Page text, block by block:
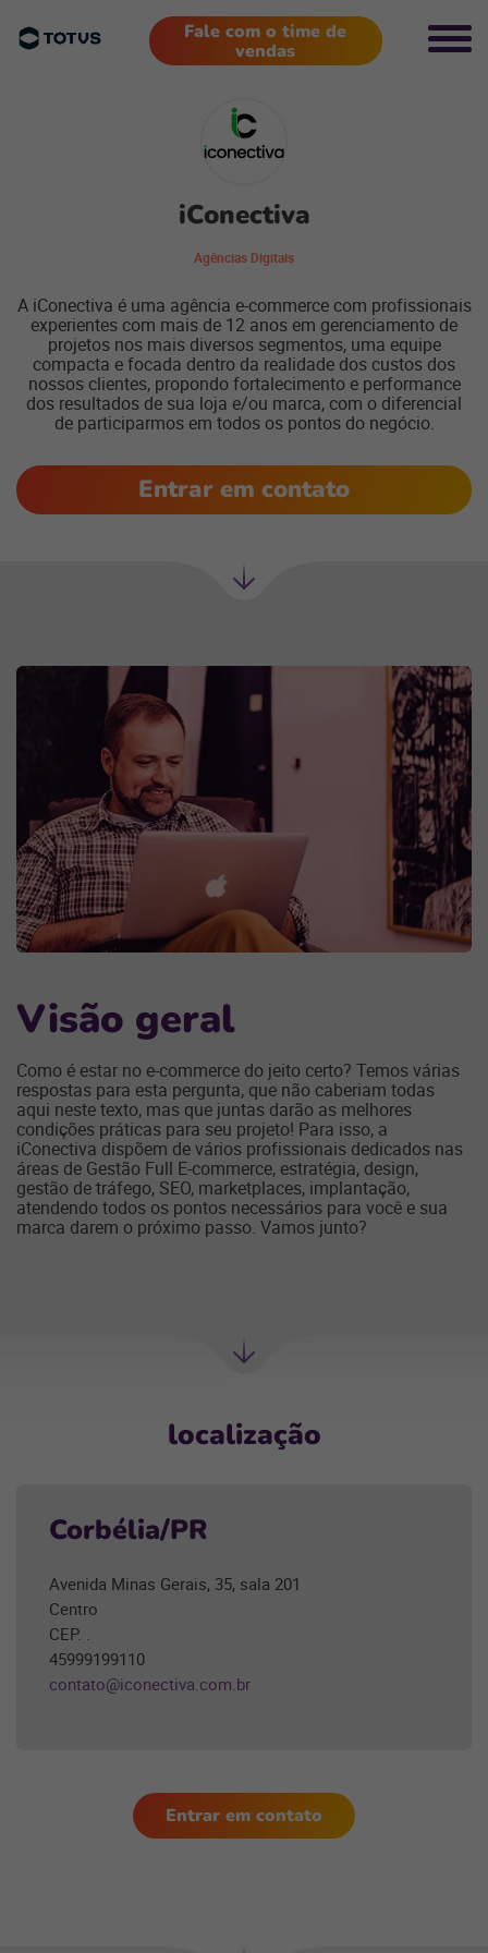
Fale com o time de
vendas
iConectiva
Agências Digitais
A iConectiva é uma agência e-commerce com profissionais
experientes com mais de 12 anos em gerenciamento de
projetos nos mais diversos segmentos, uma equipe
compacta e focada dentro da realidade dos custos dos
nossos clientes, propondo fortalecimento e performance
dos resultados de sua loja e/ou marca, com o diferencial
de participarmos em todos os pontos do negócio.
Entrar em contato
Visão geral
Como é estar no e-commerce do jeito certo? Temos várias
respostas para esta pergunta, que não caberiam todas
aqui neste texto, mas que juntas darão as melhores
condições práticas para seu projeto! Para isso, a
iConectiva dispõem de vários profissionais dedicados nas
áreas de Gestão Full E-commerce, estratégia, design,
gestão de tráfego, SEO, marketplaces, implantação,
atendendo todos os pontos necessários para você e sua
marca darem o próximo passo. Vamos junto?
localização
Corbélia/PR
Avenida Minas Gerais, 35, sala 201
Centro
CEP. .
45999199110
contato@iconectiva.com.br
Entrar em contato